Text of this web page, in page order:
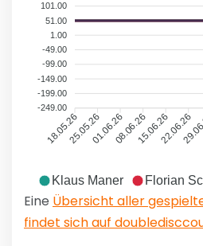
101.00
51.00
1.00
-49.00
-99.00
-149.00
-199.00
-249.00
18.05.2625.05.2601.06.2608.06.2615.06.2622.06.26
Klaus Maner Florian
Eine Übersicht aller
findet sich auf